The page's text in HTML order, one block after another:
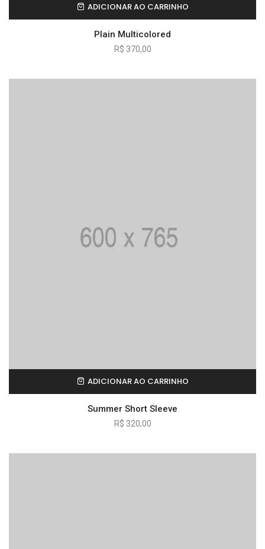
ADICIONAR AO CARRINHO
Plain Multicolored
R$ 370,00
ADICIONAR AO CARRINHO
Summer Short Sleeve
R$ 320,00